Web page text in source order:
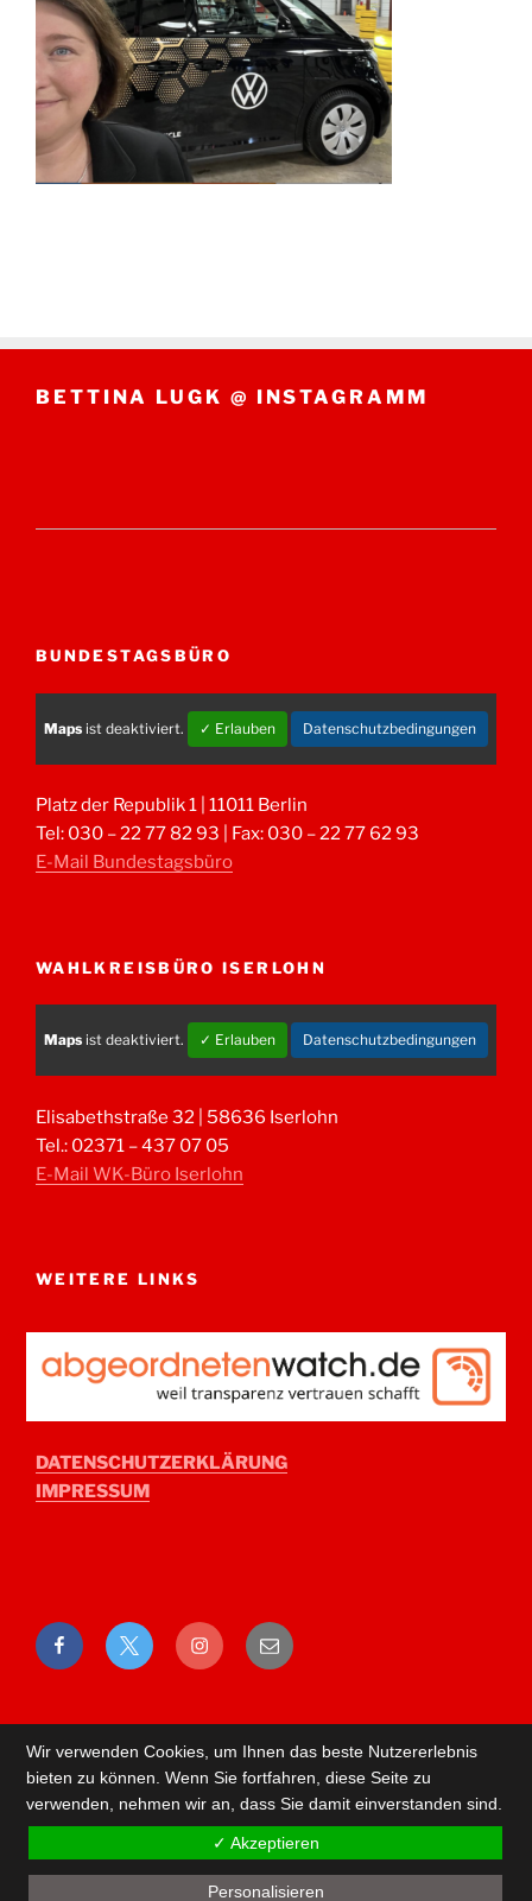
BETTINA LUGK @ INSTAGRAMM
BUNDESTAGSBÜRO
Maps ist deaktiviert. ✓ Erlauben Datenschutzbedingungen
Platz der Republik 1 | 11011 Berlin
Tel: 030 – 22 77 82 93 | Fax: 030 – 22 77 62 93
E-Mail Bundestagsbüro
WAHLKREISBÜRO ISERLOHN
Maps ist deaktiviert. ✓ Erlauben Datenschutzbedingungen
Elisabethstraße 32 | 58636 Iserlohn
Tel.: 02371 – 437 07 05
E-Mail WK-Büro Iserlohn
WEITERE LINKS
DATENSCHUTZERKLÄRUNG
IMPRESSUM
FacebookTwitter Instagram
E-
Mail
Wir verwenden Cookies, um Ihnen das beste Nutzererlebnis
bieten zu können. Wenn Sie fortfahren, diese Seite zu
verwenden, nehmen wir an, dass Sie damit einverstanden sind.
✓ Akzeptieren
Personalisieren